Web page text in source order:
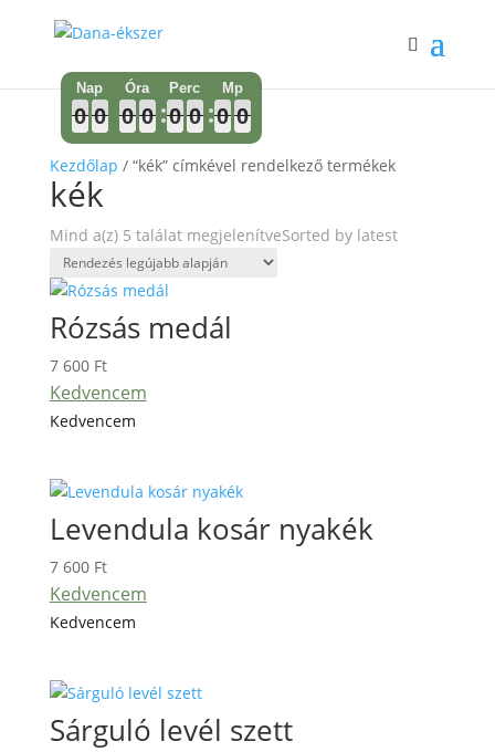
0
0
0
0 0
0
0
0 0
0
0
0 0
0
0
0 0
0
0
0 0
0
0
0 0
0
0
0 0
0
0
0
Kezdőlap / “kék” címkével rendelkező termékek
kék
Mind a(z) 5 találat megjelenítveSorted by latest
Rózsás medál
7 600 Ft
Kedvencem
Kedvencem
Levendula kosár nyakék
7 600 Ft
Kedvencem
Kedvencem
Sárguló levél szett